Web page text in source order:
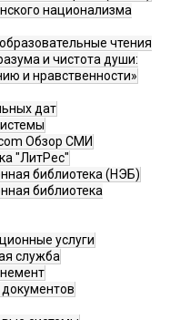
национализма
чтения
и чистота души:
и нравственности»
дат
Обзор СМИ
"ЛитРес"
библиотека (НЭБ)
библиотека
услуги
служба